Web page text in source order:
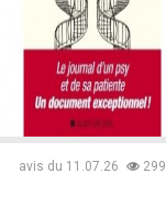
avis du 11.07.26 299